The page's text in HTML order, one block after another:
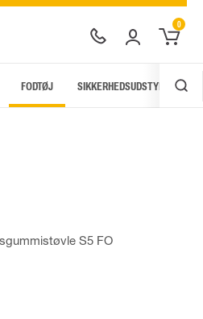
0
FODTØJ SIKKERHEDSUDSTYR